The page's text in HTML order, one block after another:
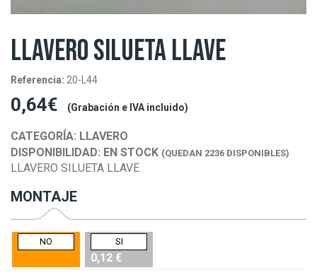
LLAVERO SILUETA LLAVE
Referencia: 20-L44
0,64€ (Grabación e IVA incluido)
CATEGORÍA: LLAVERO
DISPONIBILIDAD: EN STOCK (QUEDAN 2236 DISPONIBLES)
LLAVERO SILUETA LLAVE
MONTAJE
NO SI
0,12 €